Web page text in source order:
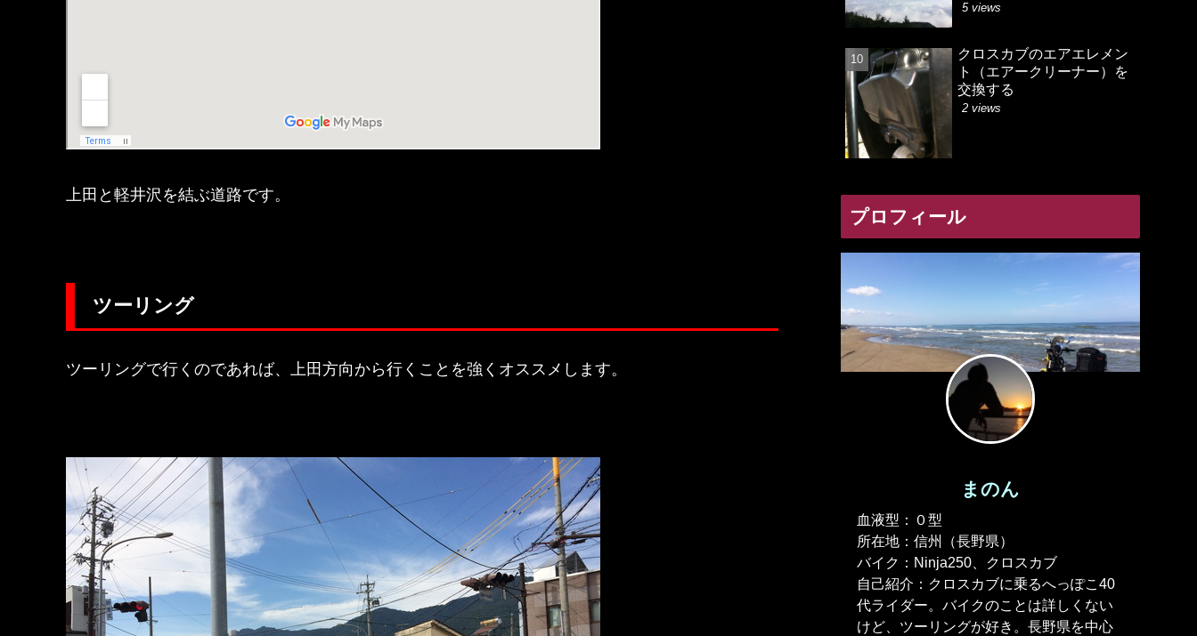
上田と軽井沢を結ぶ道路です。
ツーリング
ツーリングで行くのであれば、上田方向から行くことを強くオススメします。
5 views
クロスカブのエアエレメン
ト（エアークリーナー）を
交換する
2 views
プロフィール
まのん
血液型：０型
所在地：信州（長野県）
バイク：Ninja250、クロスカブ
自己紹介：クロスカブに乗るへっぽこ40
代ライダー。バイクのことは詳しくない
けど、ツーリングが好き。長野県を中心